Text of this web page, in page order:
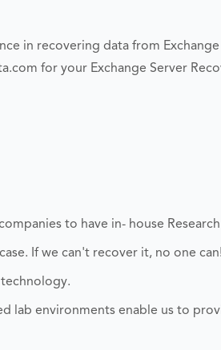
in recovering data from
for your Exchange Server
to have in- house
If we can't recover it, no one can!
lab environments enable us to